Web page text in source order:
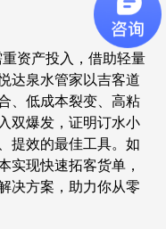
资产投入，借助轻量
达泉水管家以吉客道
、低成本裂变、高粘
双爆发，证明订水小
提效的最佳工具。如
实现快速拓客货单，
决方案，助力你从零